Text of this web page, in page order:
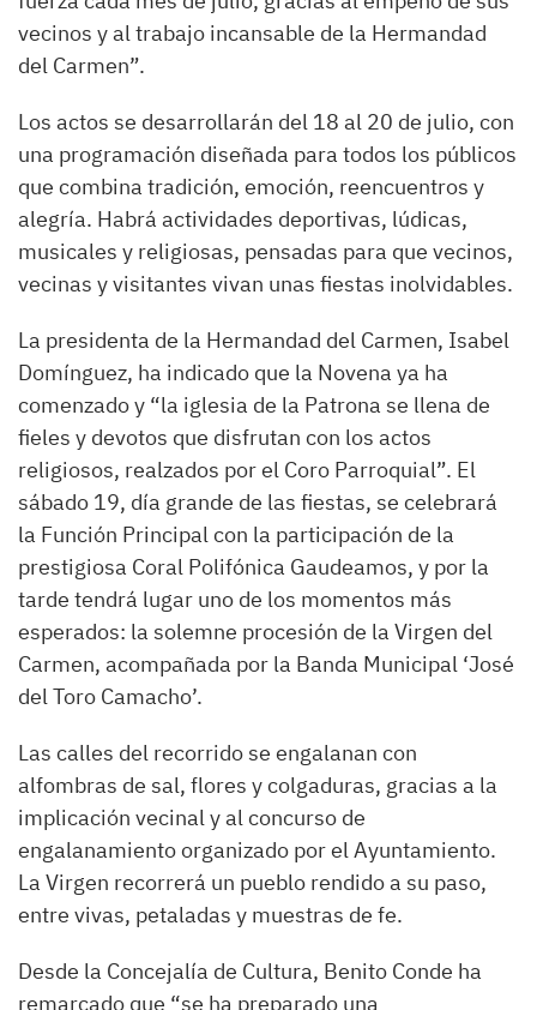
vecinos y al trabajo incansable de la Hermandad
del Carmen”.
Los actos se desarrollarán del 18 al 20 de julio, con
una programación diseñada para todos los públicos
que combina tradición, emoción, reencuentros y
alegría. Habrá actividades deportivas, lúdicas,
musicales y religiosas, pensadas para que vecinos,
vecinas y visitantes vivan unas fiestas inolvidables.
La presidenta de la Hermandad del Carmen, Isabel
Domínguez, ha indicado que la Novena ya ha
comenzado y “la iglesia de la Patrona se llena de
fieles y devotos que disfrutan con los actos
religiosos, realzados por el Coro Parroquial”. El
sábado 19, día grande de las fiestas, se celebrará
la Función Principal con la participación de la
prestigiosa Coral Polifónica Gaudeamos, y por la
tarde tendrá lugar uno de los momentos más
esperados: la solemne procesión de la Virgen del
Carmen, acompañada por la Banda Municipal ‘José
del Toro Camacho’.
Las calles del recorrido se engalanan con
alfombras de sal, flores y colgaduras, gracias a la
implicación vecinal y al concurso de
engalanamiento organizado por el Ayuntamiento.
La Virgen recorrerá un pueblo rendido a su paso,
entre vivas, petaladas y muestras de fe.
Desde la Concejalía de Cultura, Benito Conde ha
remarcado que “se ha preparado una